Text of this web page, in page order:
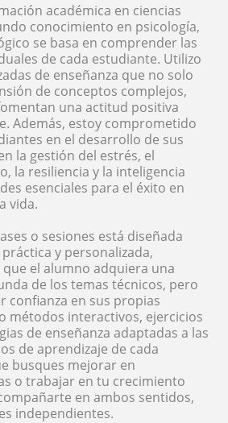
académica en ciencias
conocimiento en psicología,
se basa en comprender las
de cada estudiante. Utilizo
de enseñanza que no solo
de conceptos complejos,
una actitud positiva
Además, estoy comprometido
en el desarrollo de sus
la gestión del estrés, el
la resiliencia y la inteligencia
esenciales para el éxito en
vida.
o sesiones está diseñada
y personalizada,
el alumno adquiera una
de los temas técnicos, pero
confianza en sus propias
métodos interactivos, ejercicios
de enseñanza adaptadas a las
de aprendizaje de cada
busques mejorar en
o trabajar en tu crecimiento
en ambos sentidos,
independientes.